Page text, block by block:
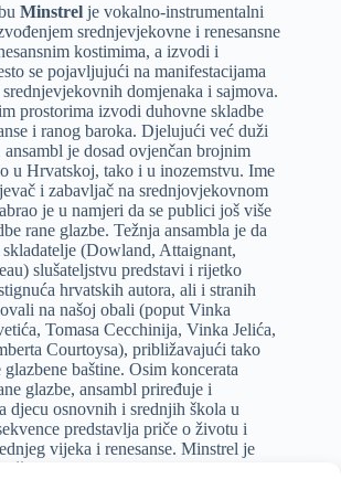
Minstrel je vokalno-instrumentalni
srednjevjekovne i renesansne
kostimima, a izvodi i
se pojavljujući na manifestacijama
domjenaka i sajmova.
prostorima izvodi duhovne skladbe
i ranog baroka. Djelujući već duži
je dosad ovjenčan brojnim
u Hrvatskoj, tako i u inozemstvu. Ime
i zabavljač na srednjovjekovnom
je u namjeri da se publici još više
rane glazbe. Težnja ansambla je da
(Dowland, Attaignant,
slušateljstvu predstavi i rijetko
hrvatskih autora, ali i stranih
na našoj obali (poput Vinka
Tomasa Cecchinija, Vinka Jelića,
Courtoysa), približavajući tako
baštine. Osim koncerata
glazbe, ansambl priređuje i
djecu osnovnih i srednjih škola u
predstavlja priče o životu i
vijeka i renesanse. Minstrel je
Festival rane glazbe Crna kraljica,